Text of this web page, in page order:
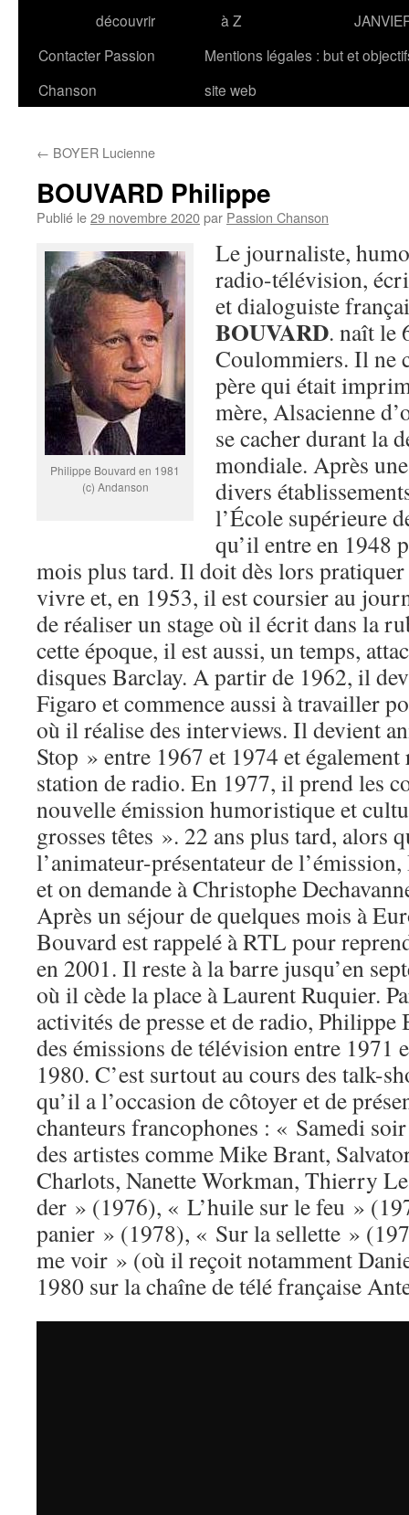
découvrir
à Z
Contacter Passion
Chanson
Mentions légales : but et
site web
← BOYER Lucienne
BOUVARD Philippe
Publié le29 novembre 2020par Passion Chanson
Philippe Bouvard en 1981
(c) Andanson
Le journaliste,
radio-télévision,
et dialoguiste
BOUVARD. naît le
Coulommiers. Il ne
père qui était
mère, Alsacienne
se cacher durant la
mondiale. Après
divers
l’École supérieure
qu’il entre en 1948
mois plus tard. Il doit dès lors
vivre et, en 1953, il est coursier au
de réaliser un stage où il écrit dans la
cette époque, il est aussi, un temps,
disques Barclay. A partir de 1962, il
Figaro et commence aussi à travailler
où il réalise des interviews. Il devient
Stop » entre 1967 et 1974 et
station de radio. En 1977, il prend les
nouvelle émission humoristique et
grosses têtes ». 22 ans plus tard, alors
l’animateur-présentateur de
et on demande à Christophe
Après un séjour de quelques mois à
Bouvard est rappelé à RTL pour
en 2001. Il reste à la barre jusqu’en
où il cède la place à Laurent Ruquier.
activités de presse et de radio, Philippe
des émissions de télévision entre 1971
1980. C’est surtout au cours des talk-
qu’il a l’occasion de côtoyer et de
chanteurs francophones : « Samedi
des artistes comme Mike Brant,
Charlots, Nanette Workman, Thierry
der » (1976), « L’huile sur le feu »
panier » (1978), « Sur la sellette »
me voir » (où il reçoit notamment
1980 sur la chaîne de télé française